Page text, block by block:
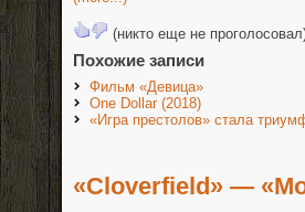
(никто еще не
Похожие записи
Фильм «Девица»
One Dollar (2018)
«Игра престолов» стала
«Cloverfield» —